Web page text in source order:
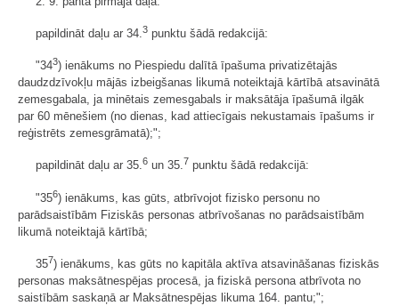
papildināt daļu ar 34. 3 punktu šādā redakcijā:
"343) ienākums no Piespiedu dalītā īpašuma privatizētajās
daudzdzīvokļu mājās izbeigšanas likumā noteiktajā kārtībā atsavinātā
zemesgabala, ja minētais zemesgabals ir maksātāja īpašumā ilgāk
par 60 mēnešiem (no dienas, kad attiecīgais nekustamais īpašums ir
reģistrēts zemesgrāmatā);";
papildināt daļu ar 35.6 un 35.7 punktu šādā redakcijā:
"356) ienākums, kas gūts, atbrīvojot fizisko personu no
parādsaistībām Fiziskās personas atbrīvošanas no parādsaistībām
likumā noteiktajā kārtībā;
357) ienākums, kas gūts no kapitāla aktīva atsavināšanas fiziskās
personas maksātnespējas procesā, ja fiziskā persona atbrīvota no
saistībām saskaņā ar Maksātnespējas likuma 164. pantu;";